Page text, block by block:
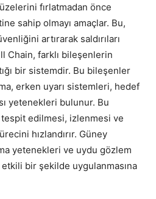
fırlatmadan önce
sahip olmayı amaçlar. Bu,
artırarak saldırıları
Chain, farklı bileşenlerin
bir sistemdir. Bu bileşenler
erken uyarı sistemleri, hedef
yetenekleri bulunur. Bu
edilmesi, izlenmesi ve
hızlandırır. Güney
yetenekleri ve uydu gözlem
bir şekilde uygulanmasına